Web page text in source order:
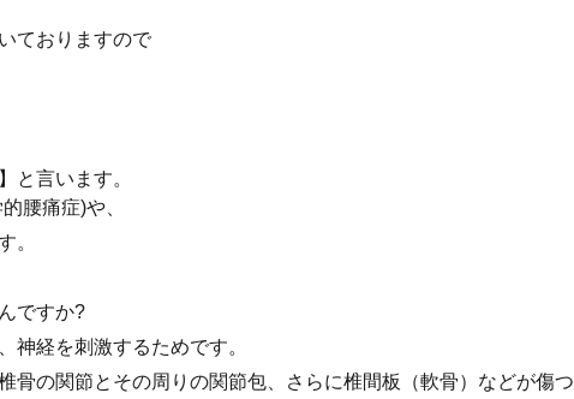
ておりますので
と言います。
腰痛症)や、
。
ですか?
神経を刺激するためです。
骨の関節とその周りの関節包、さらに椎間板（軟骨）などが傷つ